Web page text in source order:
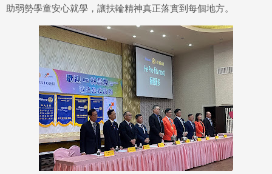
助弱勢學童安心就學，讓扶輪精神真正落實到每個地方。